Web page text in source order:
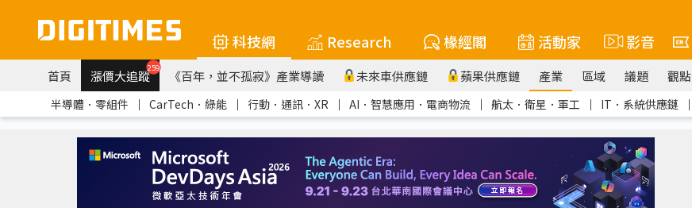
科技網 Research 椽經閣 活動家 影音
首頁 漲價大追蹤259 《百年，並不孤寂》產業導讀 未來車供應鏈 蘋果供應鏈 產業 區域 議題 觀點
半導體．零組件 ｜ CarTech．綠能 ｜ 行動．通訊．XR ｜ AI．智慧應用．電商物流 ｜ 航太．衛星．軍工 ｜ IT．系統供應鏈 ｜